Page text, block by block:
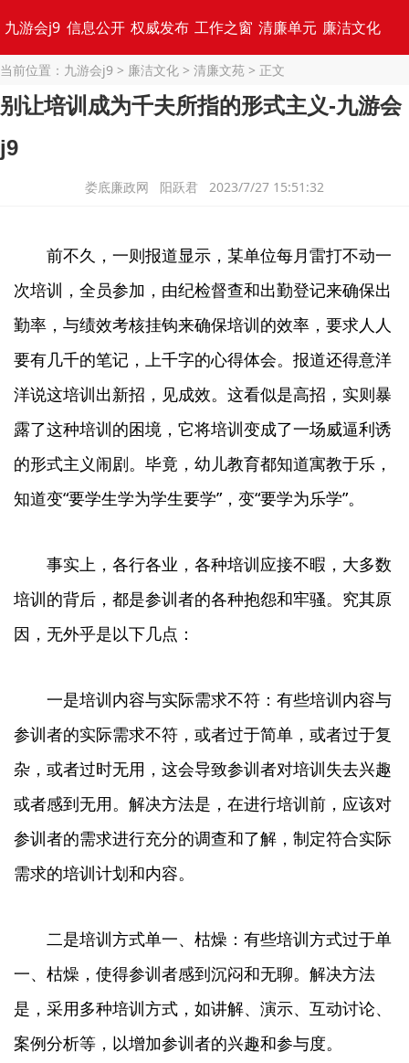
九游会j9 信息公开 权威发布 工作之窗 清廉单元 廉洁文化
专题集锦
当前位置： 九游会j9 > 廉洁文化 > 清廉文苑 > 正文
别让培训成为千夫所指的形式主义-九游会
j9
娄底廉政网 阳跃君 2023/7/27 15:51:32
前不久，一则报道显示，某单位每月雷打不动一
次培训，全员参加，由纪检督查和出勤登记来确保出
勤率，与绩效考核挂钩来确保培训的效率，要求人人
要有几千的笔记，上千字的心得体会。报道还得意洋
洋说这培训出新招，见成效。这看似是高招，实则暴
露了这种培训的困境，它将培训变成了一场威逼利诱
的形式主义闹剧。毕竟，幼儿教育都知道寓教于乐，
知道变“要学生学为学生要学”，变“要学为乐学”。
事实上，各行各业，各种培训应接不暇，大多数
培训的背后，都是参训者的各种抱怨和牢骚。究其原
因，无外乎是以下几点：
一是培训内容与实际需求不符：有些培训内容与
参训者的实际需求不符，或者过于简单，或者过于复
杂，或者过时无用，这会导致参训者对培训失去兴趣
或者感到无用。解决方法是，在进行培训前，应该对
参训者的需求进行充分的调查和了解，制定符合实际
需求的培训计划和内容。
二是培训方式单一、枯燥：有些培训方式过于单
一、枯燥，使得参训者感到沉闷和无聊。解决方法
是，采用多种培训方式，如讲解、演示、互动讨论、
案例分析等，以增加参训者的兴趣和参与度。